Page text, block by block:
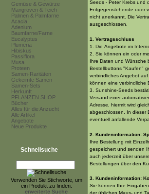
Gemüse & Gewürze
Mangroven & Teich
Palmen & Palmfarne
Acacia
Adenium
Baumfarne/Farne
Eucalyptus
Plumeria
Hibiskus
Passiflora
Musa
Proteen
Samen-Raritäten
Gekeimte Samen
Samen-Sets
Herkunft
PFLANZEN SHOP
Bücher
Alles für die Anzucht
Alle Artikel
Angebote
Neue Produkte
Schnellsuche
Verwenden Sie Stichworte, um
ein Produkt zu finden.
erweiterte Suche
Seeds - Peter Krebs und
Entgegenstehende oder
nicht anerkannt. Die
ausgeschlossen.
1. Vertragsschluss
1. Die Angebote im
2. Sie können ein oder
Ihre Daten und Wünsche
Bestellbuttons "Kaufen"
verbindliches Angebot
können eine verbindliche
3. Sunshine-Seeds
Versand einer
Adresse, hiermit wird
abgeschlossen. In dieser
eventuell anfallende
2. Kundeninformation:
Ihre Bestellung mit
gespeichert und senden
auch jederzeit über
Bestellungen über den
3. Kundeninformation:
Sie können Ihre
der üblichen Maus- und